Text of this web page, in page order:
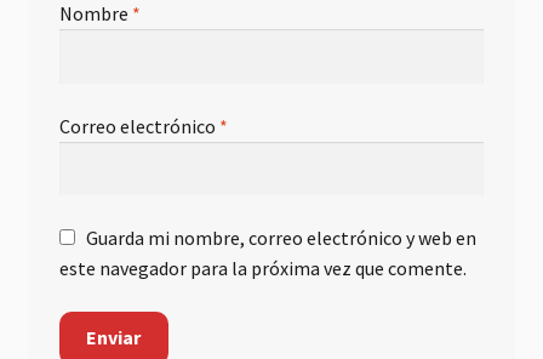
Nombre *
Correo electrónico *
Guarda mi nombre, correo electrónico y web en
este navegador para la próxima vez que comente.